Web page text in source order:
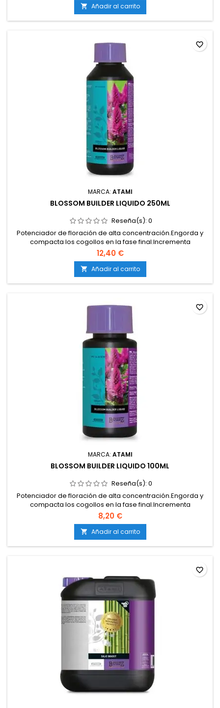
sustrato y sistema de riego.
 Añadir al carrito
MARCA: ATAMI
BLOSSOM BUILDER LIQUIDO 250ML
Reseña(s): 0
Potenciador de floración de alta concentración.Engorda y
compacta los cogollos en la fase final.Incrementa
notablemente el peso de la cosecha.Mejora la producción
de resina, aromas y sabores.Compatible con cualquier
sustrato y sistema de riego.
12,40 €
 Añadir al carrito
favorite_border
MARCA: ATAMI
BLOSSOM BUILDER LIQUIDO 100ML
Reseña(s): 0
Potenciador de floración de alta concentración.Engorda y
compacta los cogollos en la fase final.Incrementa
notablemente el peso de la cosecha.Mejora la producción
de resina, aromas y sabores.Compatible con cualquier
sustrato y sistema de riego.
8,20 €
 Añadir al carrito
favorite_border
favorite_border